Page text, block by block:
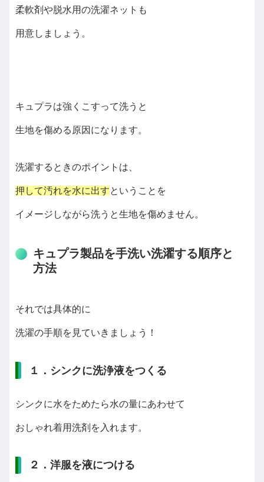
柔軟剤や脱水用の洗濯ネットも
用意しましょう。
キュプラは強くこすって洗うと
生地を傷める原因になります。
洗濯するときのポイントは、
押して汚れを水に出すということを
イメージしながら洗うと生地を傷めません。
キュプラ製品を手洗い洗濯する順序と
方法
それでは具体的に
洗濯の手順を見ていきましょう！
１．シンクに洗浄液をつくる
シンクに水をためたら水の量にあわせて
おしゃれ着用洗剤を入れます。
２．洋服を液につける